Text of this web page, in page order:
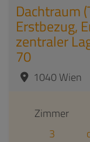
Dachtraum
Erstbezug,
zentraler
70
1040 Wien
Zimmer
3